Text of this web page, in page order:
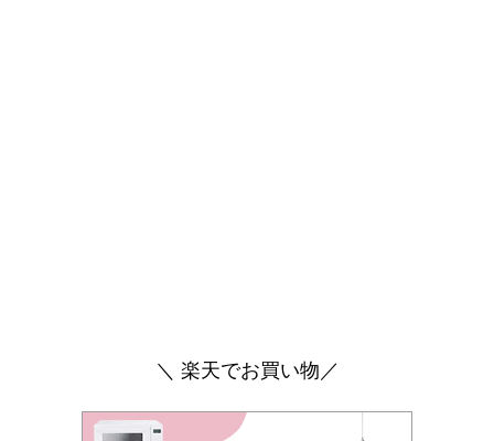
＼ 楽天でお買い物／